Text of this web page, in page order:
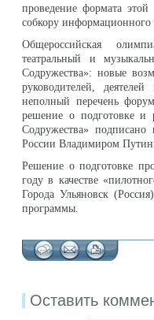
проведение формата
собкору
Общероссийская
театральный и
Содружества»: новые
руководителей,
неполный перечень
решение о подготовке и
Содружества» подписано
России Владимиром
Решение о подготовке
году в качестве
Города Ульяновск
программы.
Оставить